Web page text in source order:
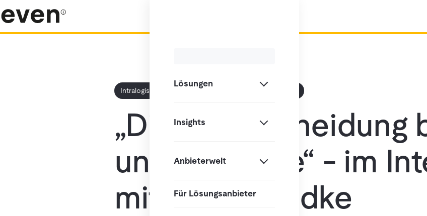
Lösungen
Insights
Anbieterwelt
Für Lösungsanbieter
Intralogistik Aus der Praxis
„Diese Entscheidung
uns bis heute“ - im
mit Tom Standke